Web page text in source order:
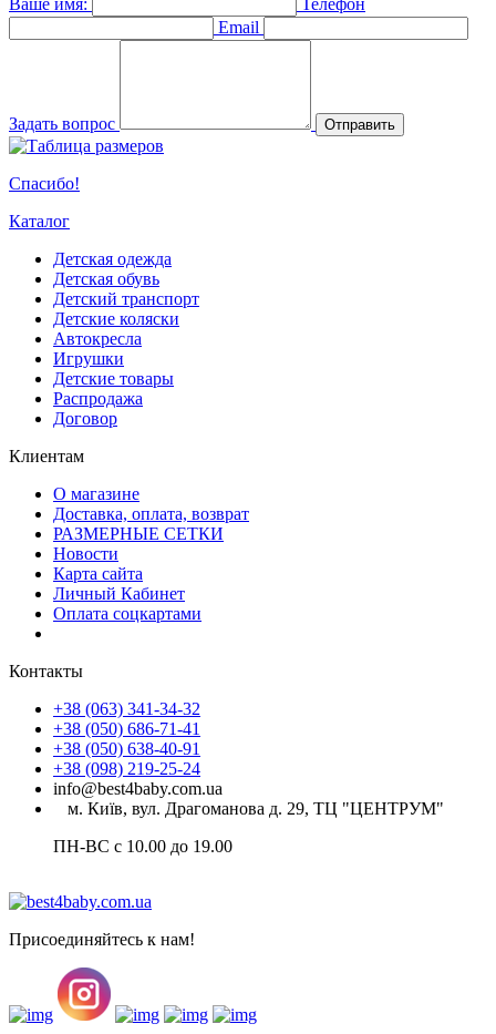
Email
Задать вопрос Отправить
Спасибо!
Каталог
Детская одежда
Детская обувь
Детский транспорт
Детские коляски
Автокресла
Игрушки
Детские товары
Распродажа
Договор
Клиентам
О магазине
Доставка, оплата, возврат
РАЗМЕРНЫЕ СЕТКИ
Новости
Карта сайта
Личный Кабинет
Оплата соцкартами
Контакты
+38 (063) 341-34-32
+38 (050) 686-71-41
+38 (050) 638-40-91
+38 (098) 219-25-24
info@best4baby.com.ua
м. Київ, вул. Драгоманова д. 29, ТЦ "ЦЕНТРУМ"
ПН-ВС с 10.00 до 19.00
Присоединяйтесь к нам!